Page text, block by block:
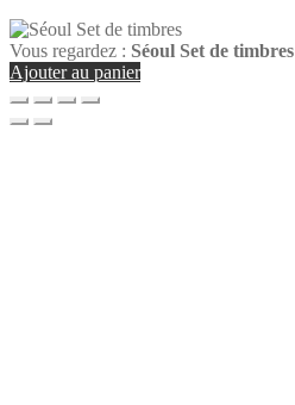
Vous regardez : Séoul Set de timbres
Ajouter au panier